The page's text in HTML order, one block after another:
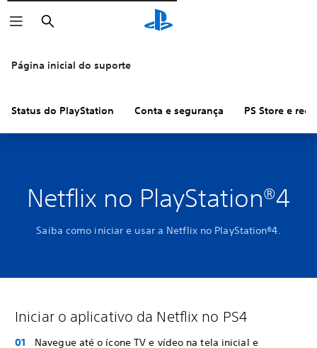
Pesquisar
Página inicial do suporte
Status do PlayStation Conta e segurança PS Store e
Netflix no PlayStation®4
Saiba como iniciar e usar a Netflix no PlayStation®4.
Iniciar o aplicativo da Netflix no PS4
Navegue até o ícone TV e vídeo na tela inicial e